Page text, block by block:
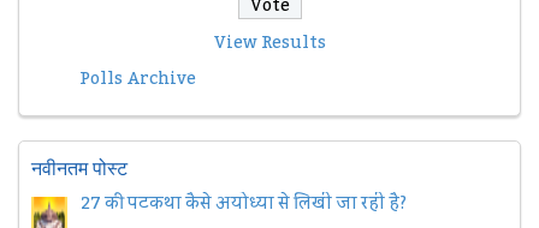
View Results
Polls Archive
नवीनतम पोस्ट
27 की पटकथा कैसे अयोध्या से लिखी जा रही है?